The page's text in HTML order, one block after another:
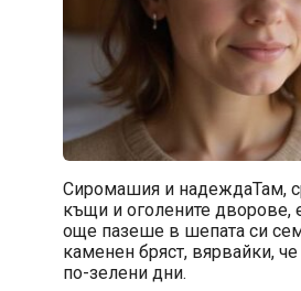
Сиромашия и надеждаТам,
къщи и оголените дворове,
още пазеше в шепата си
каменен бряст, вярвайки,
по-зелени дни.